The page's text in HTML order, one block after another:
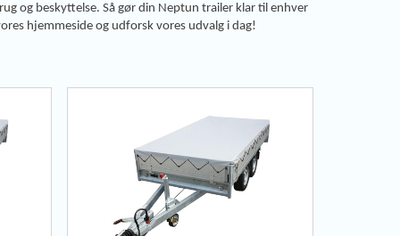
og beskyttelse. Så gør din Neptun trailer klar til enhver
hjemmeside og udforsk vores udvalg i dag!